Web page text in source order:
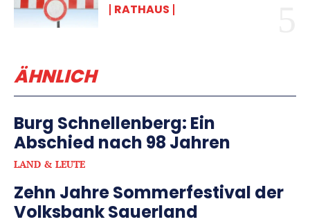
RATHAUS
ÄHNLICH
Burg Schnellenberg: Ein
Abschied nach 98 Jahren
LAND & LEUTE
Zehn Jahre Sommerfestival der
Volksbank Sauerland